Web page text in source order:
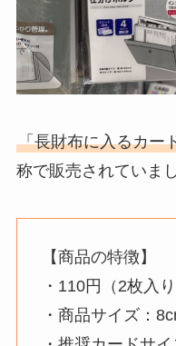
「長財布に入るカー
称で販売されていま
【商品の特徴】
・110円（2枚入り
・商品サイズ：